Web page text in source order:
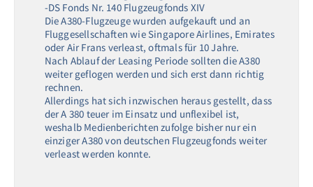
-DS Fonds Nr. 140 Flugzeugfonds XIV
Die A380-Flugzeuge wurden aufgekauft und an
Fluggesellschaften wie Singapore Airlines, Emirates
oder Air Frans verleast, oftmals für 10 Jahre.
Nach Ablauf der Leasing Periode sollten die A380
weiter geflogen werden und sich erst dann richtig
rechnen.
Allerdings hat sich inzwischen heraus gestellt, dass
der A 380 teuer im Einsatz und unflexibel ist,
weshalb Medienberichten zufolge bisher nur ein
einziger A380 von deutschen Flugzeugfonds weiter
verleast werden konnte.